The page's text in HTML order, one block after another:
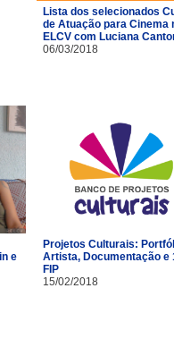
Lista dos selecionados
de Atuação para Cinema
ELCV com Luciana
06/03/2018
e
Projetos Culturais:
Artista, Documentação e
FIP
15/02/2018